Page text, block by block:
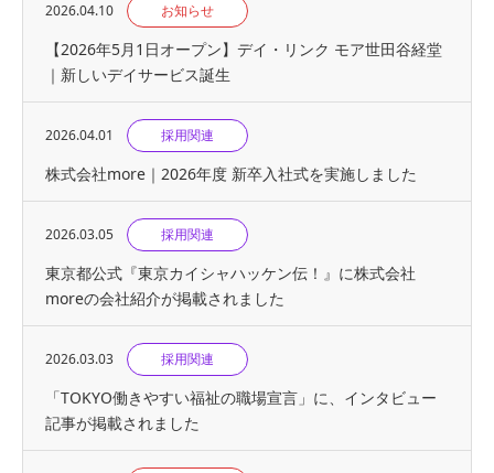
2026.04.10 お知らせ
【2026年5月1日オープン】デイ・リンク モア世田谷経堂
｜新しいデイサービス誕生
2026.04.01 採用関連
株式会社more｜2026年度 新卒入社式を実施しました
2026.03.05 採用関連
東京都公式『東京カイシャハッケン伝！』に株式会社
moreの会社紹介が掲載されました
2026.03.03 採用関連
「TOKYO働きやすい福祉の職場宣言」に、インタビュー
記事が掲載されました